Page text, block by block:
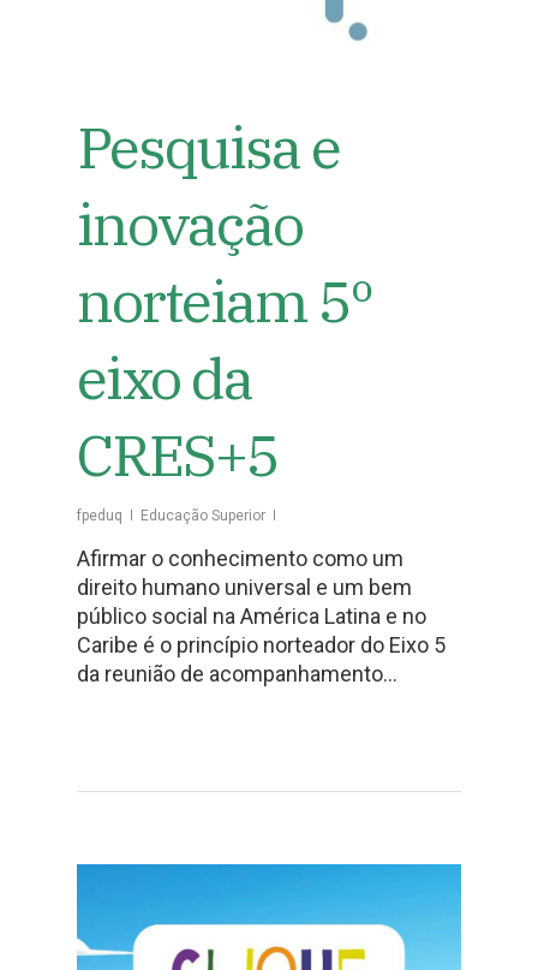
Pesquisa e
inovação
norteiam 5º
eixo da
CRES+5
fpeduq Educação Superior
Afirmar o conhecimento como um
direito humano universal e um bem
público social na América Latina e no
Caribe é o princípio norteador do Eixo 5
da reunião de acompanhamento…